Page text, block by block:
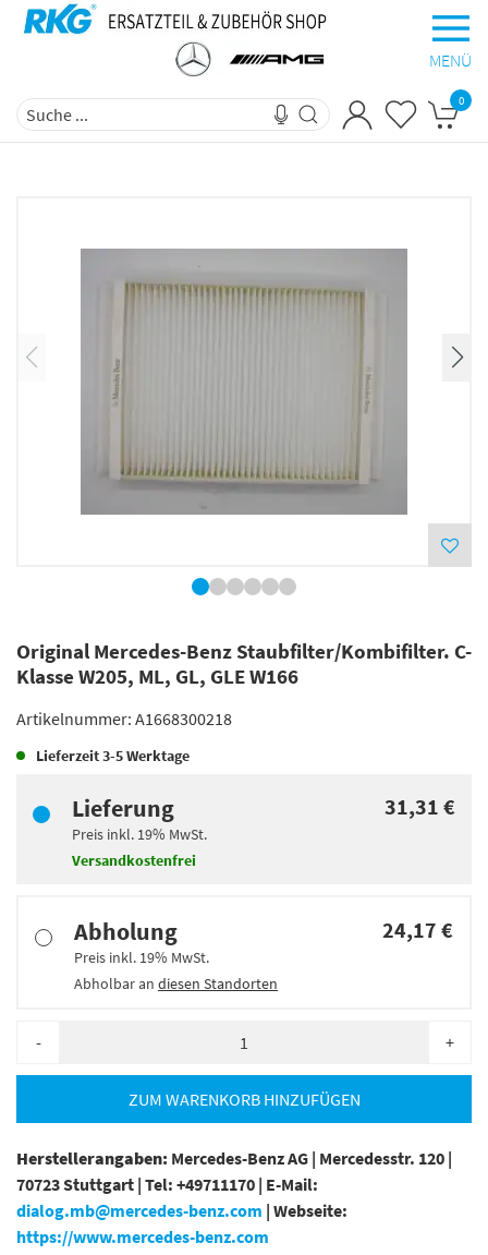
MENÜ
0
Original Mercedes-Benz Staubfilter/Kombifilter. C-
Klasse W205, ML, GL, GLE W166
Artikelnummer: A1668300218
Lieferzeit3-5 Werktage
Lieferung
Preis inkl. 19% MwSt.
Versandkostenfrei
31,31 €
Abholung
Preis inkl. 19% MwSt.
Abholbar an diesen Standorten
24,17 €
- +
ZUM WARENKORB HINZUFÜGEN
Herstellerangaben: Mercedes-Benz AG | Mercedesstr. 120 |
70723 Stuttgart | Tel: +49711170 | E-Mail:
dialog.mb@mercedes-benz.com | Webseite:
https://www.mercedes-benz.com